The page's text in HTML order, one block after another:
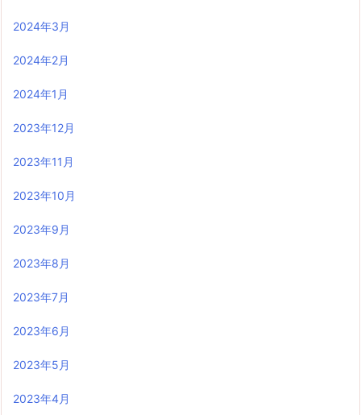
2024年3月
2024年2月
2024年1月
2023年12月
2023年11月
2023年10月
2023年9月
2023年8月
2023年7月
2023年6月
2023年5月
2023年4月